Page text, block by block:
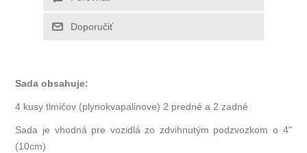
Sada obsahuje:
4 kusy tlmičov (plynokvapalinove) 2 predné a 2 zadné
Sada je vhodná pre vozidlá zo zdvihnutým podzvozkom o 4"
(10cm)